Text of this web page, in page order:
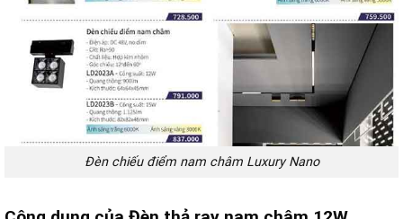
Đèn chiếu điểm nam châm Luxury Nano